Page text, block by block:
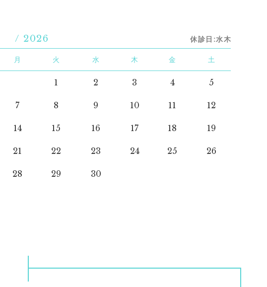
/ 2026 休診日:水木
月 火 水 木 金 土
1 2 3 4 5
7 8 9 10 11 12
14 15 16 17 18 19
21 22 23 24 25 26
28 29 30